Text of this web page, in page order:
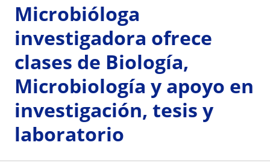
Microbióloga
investigadora ofrece
clases de Biología,
Microbiología y apoyo en
investigación, tesis y
laboratorio